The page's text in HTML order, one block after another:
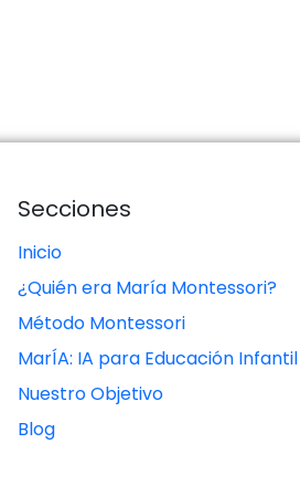
Secciones
Inicio
¿Quién era María Montessori?
Método Montessori
MarÍA: IA para Educación Infantil
Nuestro Objetivo
Blog